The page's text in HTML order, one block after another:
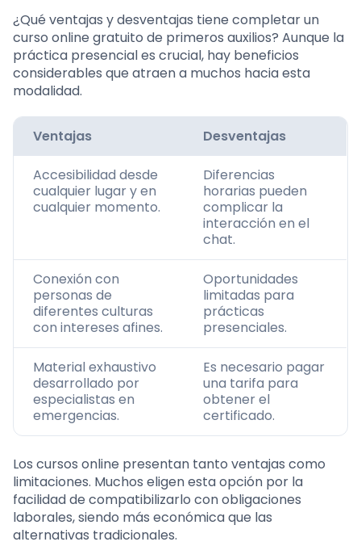
¿Qué ventajas y desventajas tiene completar un
curso online gratuito de primeros auxilios? Aunque la
práctica presencial es crucial, hay beneficios
considerables que atraen a muchos hacia esta
modalidad.
Ventajas Desventajas
Accesibilidad desde
cualquier lugar y en
cualquier momento.
Diferencias
horarias pueden
complicar la
interacción en el
chat.
Conexión con
personas de
diferentes culturas
con intereses afines.
Oportunidades
limitadas para
prácticas
presenciales.
Material exhaustivo
desarrollado por
especialistas en
emergencias.
Es necesario pagar
una tarifa para
obtener el
certificado.
Los cursos online presentan tanto ventajas como
limitaciones. Muchos eligen esta opción por la
facilidad de compatibilizarlo con obligaciones
laborales, siendo más económica que las
alternativas tradicionales.